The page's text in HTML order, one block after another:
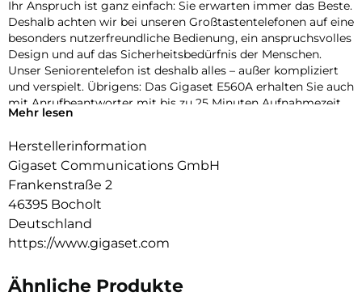
Ihr Anspruch ist ganz einfach: Sie erwarten immer das Beste.
Deshalb achten wir bei unseren Großtastentelefonen auf eine
besonders nutzerfreundliche Bedienung, ein anspruchsvolles
Design und auf das Sicherheitsbedürfnis der Menschen.
Unser Seniorentelefon ist deshalb alles – außer kompliziert
und verspielt. Übrigens: Das Gigaset E560A erhalten Sie auch
mit Anrufbeantworter mit bis zu 25 Minuten Aufnahmezeit.
Ob bei Familienfeiern oder beim Fernsehabend: In manchen
Situationen wäre es schön, wenn Ihr schnurloses Telefon
einfach mehr Lautstärke bietet. Kein Problem mit Ihrem
neuen Großtastentelefon. Beim Gigaset E560 können Sie die
Lautstärke in fünf Stufen einstellen und zusätzlich mit nur
einem Tastendruck auf die seitliche „Extra-Laut“-Taste schnell
verdoppeln. Diese unkomplizierte Art der Lautstärkereglung
Umgebungsgeräusche reagieren müssen oder zwei
Mehr lesen
Herstellerinformation
Gigaset Communications GmbH
Frankenstraße 2
46395 Bocholt
Deutschland
https://www.gigaset.com
Ähnliche Produkte